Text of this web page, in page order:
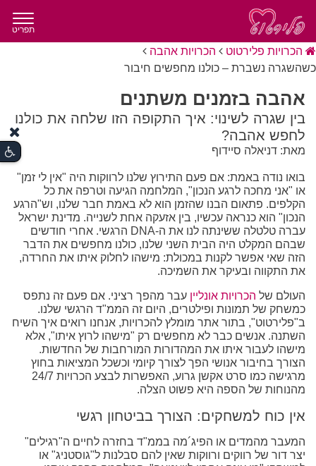
תפריט
הכרויות פלירטוט
הכרויות אהבה
כשהשגרה נשברת – כולנו מחפשים חיבור
אהבה בזמנים משתנים
בין שגרה לשינוי: איך התקופה הזו שלחה את כולנו
לחפש אהבה?
מאת: דניאלה סיידוף
בואו נודה באמת: אם פעם התירוץ שלנו לרווקות היה "אין לי זמן"
או "אני מחכה לרגע הנכון", המלחמה הגיעה וטרפה את כל
הקלפים. פתאום הבנו שהזמן הוא לא באמת חבר שלנו, וש"הרגע
הנכון" הוא כנראה עכשיו, בין אזעקה אחת לשנייה. מדינת ישראל
עברה טלטלה ששינתה לנו את ה-DNA הרגשי. אחרי חודשים
שבהם המקלט היה הבית השני שלנו, כולנו מחפשים את הדבר
הזה שאי אפשר לקנות במכולת: מישהו לחלוק איתו את החרדה,
את התקווה ובעיקר את השמיכה.
העולם של הכרויות אונליין עבר מהפך רציני. אם פעם זה נתפס
כמשחק של תמונות ופילטרים, היום זה הממ"ד הרגשי שלנו.
ב"פלירטוט", בתור אתר מומלץ להכרויות, אנחנו רואים איך השיח
השתנה. אנשים כבר לא מחפשים רק "מישהו לרוץ איתו", אלא
מישהו לעבור איתו את המהדורות המורחבות של החדשות.
הצורך בחיבור אנושי הפך לצורך קיומי וכשכל המציאות בחוץ
מרגישה כמו סרט אקשן גרוע, האפשרות לבצע הכרויות 24/7
מהנוחות של הספה היא פשוט הצלה.
אין כוח למשחקים: הצורך בביטחון רגשי
המעבר מהמדים או הפיג´מה בממ"ד בחזרה לחיים ה"רגילים"
יצר דור של רווקים ורווקות שאין להם סבלנות ל"גוסטניג" או